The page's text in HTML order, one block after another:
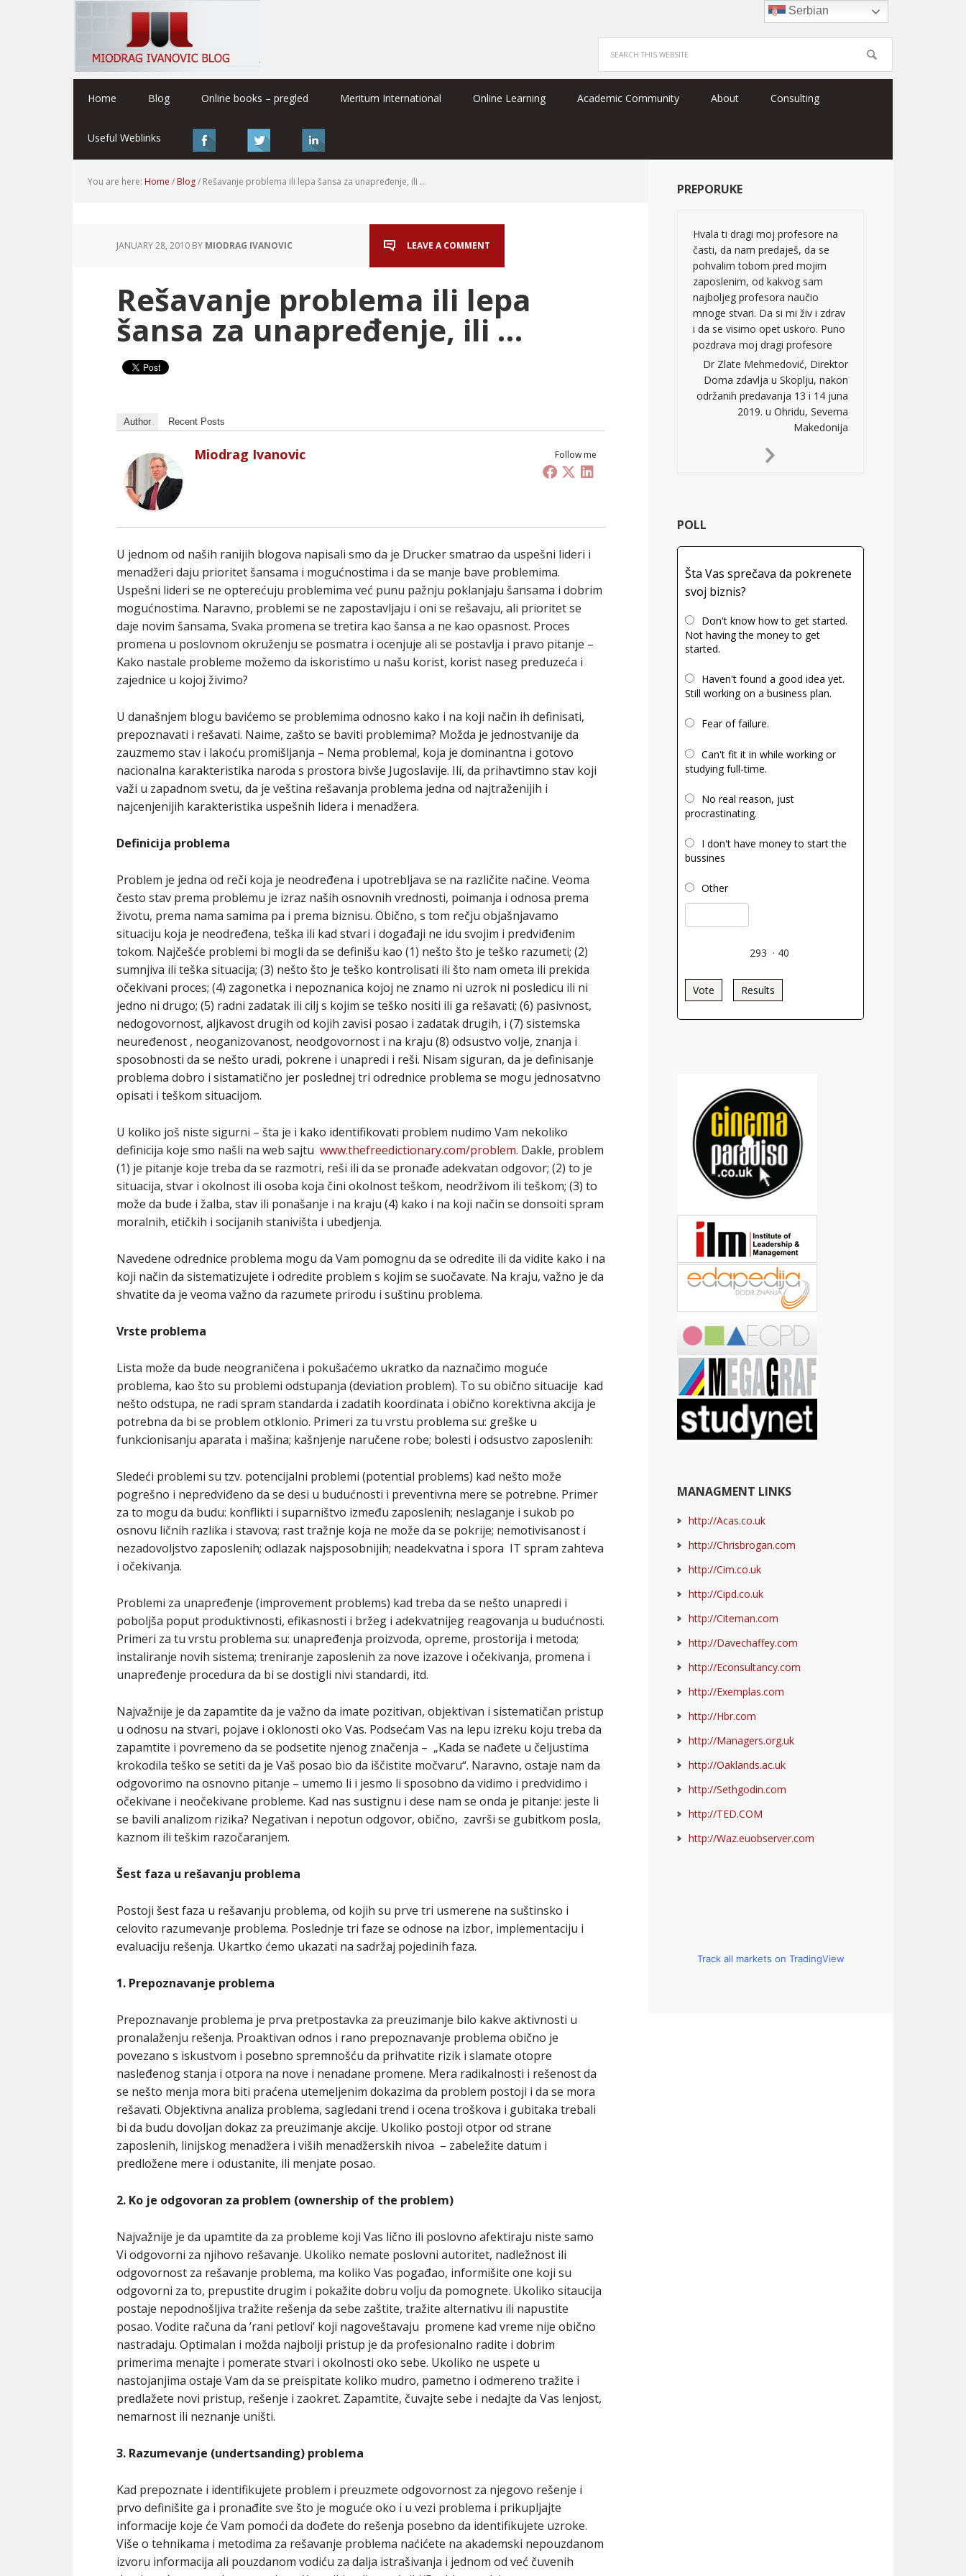
Home Blog Online books – pregled Meritum International Online Learning Academic Community About Consulting
Useful Weblinks
You are here: Home / Blog/ Rešavanje problema ili lepa šansa za unapređenje, ili …
JANUARY 28, 2010 BY MIODRAG IVANOVIC LEAVE A COMMENT
Rešavanje problema ili lepa
šansa za unapređenje, ili …
Author Recent Posts
Follow me
Miodrag Ivanovic
U jednom od naših ranijih blogova napisali smo da je Drucker smatrao da uspešni lideri i
menadžeri daju prioritet šansama i mogućnostima i da se manje bave problemima.
Uspešni lideri se ne opterećuju problemima već punu pažnju poklanjaju šansama i dobrim
mogućnostima. Naravno, problemi se ne zapostavljaju i oni se rešavaju, ali prioritet se
daje novim šansama, Svaka promena se tretira kao šansa a ne kao opasnost. Proces
promena u poslovnom okruženju se posmatra i ocenjuje ali se postavlja i pravo pitanje –
Kako nastale probleme možemo da iskoristimo u našu korist, korist naseg preduzeća i
zajednice u kojoj živimo?
U današnjem blogu bavićemo se problemima odnosno kako i na koji način ih definisati,
prepoznavati i rešavati. Naime, zašto se baviti problemima? Možda je jednostvanije da
zauzmemo stav i lakoću promišljanja – Nema problema!, koja je dominantna i gotovo
nacionalna karakteristika naroda s prostora bivše Jugoslavije. Ili, da prihavtimno stav koji
važi u zapadnom svetu, da je veština rešavanja problema jedna od najtraženijih i
najcenjenijih karakteristika uspešnih lidera i menadžera.
Definicija problema
Problem je jedna od reči koja je neodređena i upotrebljava se na različite načine. Veoma
često stav prema problemu je izraz naših osnovnih vrednosti, poimanja i odnosa prema
životu, prema nama samima pa i prema biznisu. Obično, s tom rečju objašnjavamo
situaciju koja je neodređena, teška ili kad stvari i događaji ne idu svojim i predviđenim
tokom. Najčešće problemi bi mogli da se definišu kao (1) nešto što je teško razumeti; (2)
sumnjiva ili teška situacija; (3) nešto što je teško kontrolisati ili što nam ometa ili prekida
očekivani proces; (4) zagonetka i nepoznanica kojoj ne znamo ni uzrok ni posledicu ili ni
jedno ni drugo; (5) radni zadatak ili cilj s kojim se teško nositi ili ga rešavati; (6) pasivnost,
nedogovornost, aljkavost drugih od kojih zavisi posao i zadatak drugih, i (7) sistemska
neuređenost , neoganizovanost, neodgovornost i na kraju (8) odsustvo volje, znanja i
sposobnosti da se nešto uradi, pokrene i unapredi i reši. Nisam siguran, da je definisanje
problema dobro i sistamatično jer poslednej tri odrednice problema se mogu jednosatvno
opisati i teškom situacijom.
U koliko još niste sigurni – šta je i kako identifikovati problem nudimo Vam nekoliko
definicija koje smo našli na web sajtu www.thefreedictionary.com/problem. Dakle, problem
(1) je pitanje koje treba da se razmotri, reši ili da se pronađe adekvatan odgovor; (2) to je
situacija, stvar i okolnost ili osoba koja čini okolnost teškom, neodrživom ili teškom; (3) to
može da bude i žalba, stav ili ponašanje i na kraju (4) kako i na koji način se donsoiti spram
moralnih, etičkih i socijanih stanivišta i ubedjenja.
Navedene odrednice problema mogu da Vam pomognu da se odredite ili da vidite kako i na
koji način da sistematizujete i odredite problem s kojim se suočavate. Na kraju, važno je da
shvatite da je veoma važno da razumete prirodu i suštinu problema.
Vrste problema
Lista može da bude neograničena i pokušaćemo ukratko da naznačimo moguće
problema, kao što su problemi odstupanja (deviation problem). To su obično situacije kad
nešto odstupa, ne radi spram standarda i zadatih koordinata i obično korektivna akcija je
potrebna da bi se problem otklonio. Primeri za tu vrstu problema su: greške u
funkcionisanju aparata i mašina; kašnjenje naručene robe; bolesti i odsustvo zaposlenih:
Sledeći problemi su tzv. potencijalni problemi (potential problems) kad nešto može
pogrešno i nepredviđeno da se desi u budućnosti i preventivna mere se potrebne. Primer
za to mogu da budu: konflikti i suparništvo između zaposlenih; neslaganje i sukob po
osnovu ličnih razlika i stavova; rast tražnje koja ne može da se pokrije; nemotivisanost i
nezadovoljstvo zaposlenih; odlazak najsposobnijih; neadekvatna i spora IT spram zahteva
i očekivanja.
Problemi za unapređenje (improvement problems) kad treba da se nešto unapredi i
poboljša poput produktivnosti, efikasnosti i bržeg i adekvatnijeg reagovanja u budućnosti.
Primeri za tu vrstu problema su: unapređenja proizvoda, opreme, prostorija i metoda;
instaliranje novih sistema; treniranje zaposlenih za nove izazove i očekivanja, promena i
unapređenje procedura da bi se dostigli nivi standardi, itd.
Najvažnije je da zapamtite da je važno da imate pozitivan, objektivan i sistematičan pristup
u odnosu na stvari, pojave i oklonosti oko Vas. Podsećam Vas na lepu izreku koju treba da
zapamtite i povremeno da se podsetite njenog značenja – „Kada se nađete u čeljustima
krokodila teško se setiti da je Vaš posao bio da iščistite močvaru“. Naravno, ostaje nam da
odgovorimo na osnovno pitanje – umemo li i jesmo li sposobno da vidimo i predvidimo i
očekivane i neočekivane probleme. Kad nas sustignu i dese nam se onda je pitanje: jeste li
se bavili analizom rizika? Negativan i nepotun odgovor, obično, završi se gubitkom posla,
kaznom ili teškim razočaranjem.
Šest faza u rešavanju problema
Postoji šest faza u rešavanju problema, od kojih su prve tri usmerene na suštinsko i
celovito razumevanje problema. Poslednje tri faze se odnose na izbor, implementaciju i
evaluaciju rešenja. Ukartko ćemo ukazati na sadržaj pojedinih faza.
1. Prepoznavanje problema
Prepoznavanje problema je prva pretpostavka za preuzimanje bilo kakve aktivnosti u
pronalaženju rešenja. Proaktivan odnos i rano prepoznavanje problema obično je
povezano s iskustvom i posebno spremnošću da prihvatite rizik i slamate otopre
nasleđenog stanja i otpora na nove i nenadane promene. Mera radikalnosti i rešenost da
se nešto menja mora biti praćena utemeljenim dokazima da problem postoji i da se mora
rešavati. Objektivna analiza problema, sagledani trend i ocena troškova i gubitaka trebali
bi da budu dovoljan dokaz za preuzimanje akcije. Ukoliko postoji otpor od strane
zaposlenih, linijskog menadžera i viših menadžerskih nivoa – zabeležite datum i
predložene mere i odustanite, ili menjate posao.
2. Ko je odgovoran za problem (ownership of the problem)
Najvažnije je da upamtite da za probleme koji Vas lično ili poslovno afektiraju niste samo
Vi odgovorni za njihovo rešavanje. Ukoliko nemate poslovni autoritet, nadležnost ili
odgovornost za rešavanje problema, ma koliko Vas pogađao, informišite one koji su
odgovorni za to, prepustite drugim i pokažite dobru volju da pomognete. Ukoliko sitaucija
postaje nepodnošljiva tražite rešenja da sebe zaštite, tražite alternativu ili napustite
posao. Vodite računa da ’rani petlovi’ koji nagoveštavaju promene kad vreme nije obično
nastradaju. Optimalan i možda najbolji pristup je da profesionalno radite i dobrim
primerima menajte i pomerate stvari i okolnosti oko sebe. Ukoliko ne uspete u
nastojanjima ostaje Vam da se preispitate koliko mudro, pametno i odmereno tražite i
predlažete novi pristup, rešenje i zaokret. Zapamtite, čuvajte sebe i nedajte da Vas lenjost,
nemarnost ili neznanje uništi.
3. Razumevanje (undertsanding) problema
Kad prepoznate i identifikujete problem i preuzmete odgovornost za njegovo rešenje i
prvo definišite ga i pronađite sve što je moguće oko i u vezi problema i prikupljajte
informacije koje će Vam pomoći da dođete do rešenja posebno da identifikujete uzroke.
Više o tehnikama i metodima za rešavanje problema naćićete na akademski nepouzdanom
izvoru informacija ali pouzdanom vodiću za dalja istrašivanja i jednom od već čuvenih
PREPORUKE
Hvala ti dragi moj profesore na
časti, da nam predaješ, da se
pohvalim tobom pred mojim
zaposlenim, od kakvog sam
najboljeg profesora naučio
mnoge stvari. Da si mi živ i zdrav
i da se visimo opet uskoro. Puno
pozdrava moj dragi profesore
Dr Zlate Mehmedović, Direktor
Doma zdavlja u Skoplju, nakon
održanih predavanja 13 i 14 juna
2019. u Ohridu, Severna
Makedonija
Next
POLL
Šta Vas sprečava da pokrenete
svoj biznis?
Don't know how to get started.
Not having the money to get
started.
Haven't found a good idea yet.
Still working on a business plan.
Fear of failure.
Can't fit it in while working or
studying full-time.
No real reason, just
procrastinating.
I don't have money to start the
bussines
Other
293 · 40
Vote Results
MANAGMENT LINKS
http://Acas.co.uk
http://Chrisbrogan.com
http://Cim.co.uk
http://Cipd.co.uk
http://Citeman.com
http://Davechaffey.com
http://Econsultancy.com
http://Exemplas.com
http://Hbr.com
http://Managers.org.uk
http://Oaklands.ac.uk
http://Sethgodin.com
http://TED.COM
http://Waz.euobserver.com
Track all markets on TradingView
Serbian